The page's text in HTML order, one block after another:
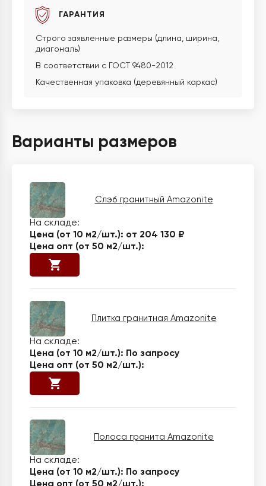
ГАРАНТИЯ
Строго заявленные размеры (длина, ширина,
диагональ)
В соответствии с ГОСТ 9480-2012
Качественная упаковка (деревянный каркас)
Варианты размеров
Слэб гранитный Amazonite
от 204 130 ₽
Плитка гранитная Amazonite
По запросу
Полоса гранита Amazonite
По запросу